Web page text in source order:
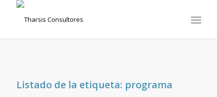
Listado de la etiqueta: programa